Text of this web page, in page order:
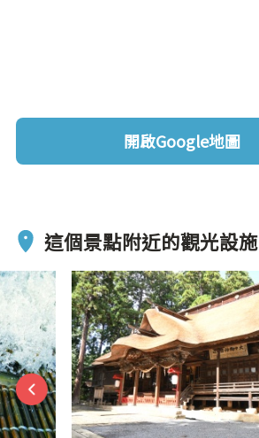
開啟Google地圖
這個景點附近的觀光設施